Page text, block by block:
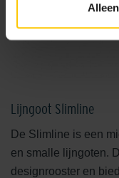
Lijngoot Slimline
De Slimline is een
en smalle lijngoten.
designrooster en